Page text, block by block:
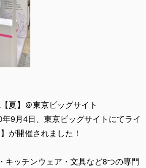
夏】＠東京ビッグサイト
9月4日 、東京ビッグサイトにてライ
が開催されました！
キッチンウェア・文具など8つの専門